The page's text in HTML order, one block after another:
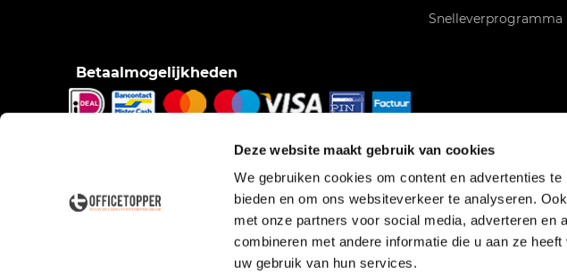
Deze website maakt gebruik van cookies
We gebruiken cookies om content en advertenties
bieden en om ons websiteverkeer te analyseren.
met onze partners voor social media, adverteren en
combineren met andere informatie die u aan ze
uw gebruik van hun services.
Betaalmogelijkheden
pinnen bij bezorging, Factuur.
Snelleverprogramma